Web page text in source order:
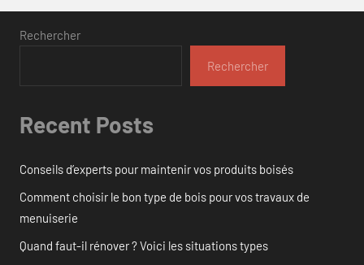
Rechercher
Rechercher
Recent Posts
Conseils d’experts pour maintenir vos produits boisés
Comment choisir le bon type de bois pour vos travaux de
menuiserie
Quand faut-il rénover ? Voici les situations types